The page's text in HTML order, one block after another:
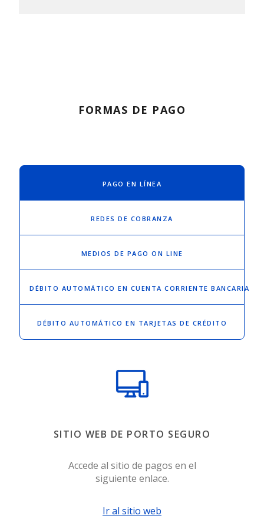
FORMAS DE PAGO
PAGO EN LÍNEA
REDES DE COBRANZA
MEDIOS DE PAGO ON LINE
DÉBITO AUTOMÁTICO EN CUENTA CORRIENTE BANCARIA
DÉBITO AUTOMÁTICO EN TARJETAS DE CRÉDITO
SITIO WEB DE PORTO SEGURO
Accede al sitio de pagos en el
siguiente enlace.
Ir al sitio web